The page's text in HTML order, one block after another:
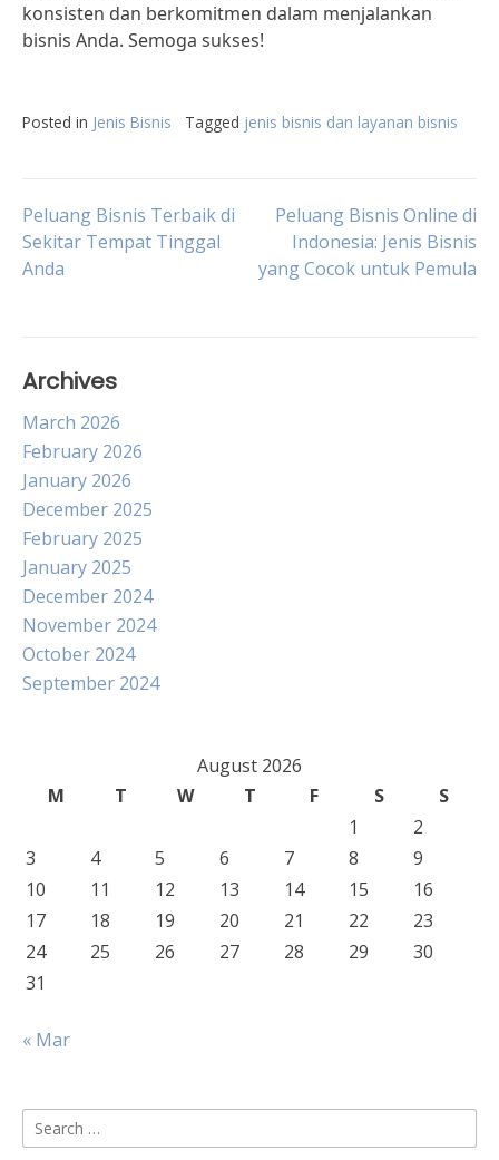
konsisten dan berkomitmen dalam menjalankan
bisnis Anda. Semoga sukses!
Posted in Jenis Bisnis Tagged jenis bisnis dan layanan bisnis
Post
navigation
Peluang Bisnis Terbaik di
Sekitar Tempat Tinggal
Anda
Peluang Bisnis Online di
Indonesia: Jenis Bisnis
yang Cocok untuk Pemula
Archives
March 2026
February 2026
January 2026
December 2025
February 2025
January 2025
December 2024
November 2024
October 2024
September 2024
August 2026
M
T W T F S
S
1
2
3
4 5 6 7 8
9
10
11 12 13 14 15
16
17
18 19 20 21 22
23
24
25 26 27 28 29
30
31
« Mar
Search
for: